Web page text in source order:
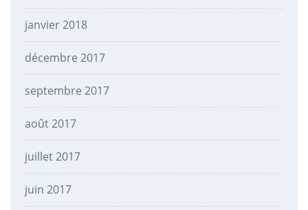
janvier 2018
décembre 2017
septembre 2017
août 2017
juillet 2017
juin 2017